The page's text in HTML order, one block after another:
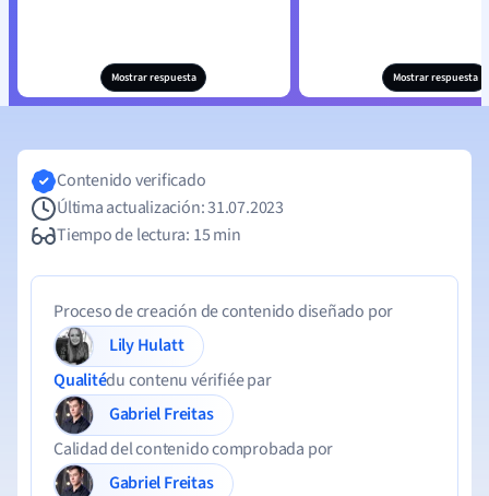
Mostrar respuesta Mostrar respuesta
Contenido verificado
Última actualización: 31.07.2023
Tiempo de lectura: 15 min
Proceso de creación de contenido diseñado por
Lily Hulatt
Qualitédu contenu vérifiée par
Gabriel Freitas
Calidad del contenido comprobada por
Gabriel Freitas